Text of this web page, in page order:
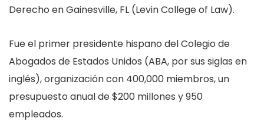
Derecho en Gainesville, FL (Levin College of Law).
Fue el primer presidente hispano del Colegio de
Abogados de Estados Unidos (ABA, por sus siglas en
inglés), organización con 400,000 miembros, un
presupuesto anual de $200 millones y 950
empleados.